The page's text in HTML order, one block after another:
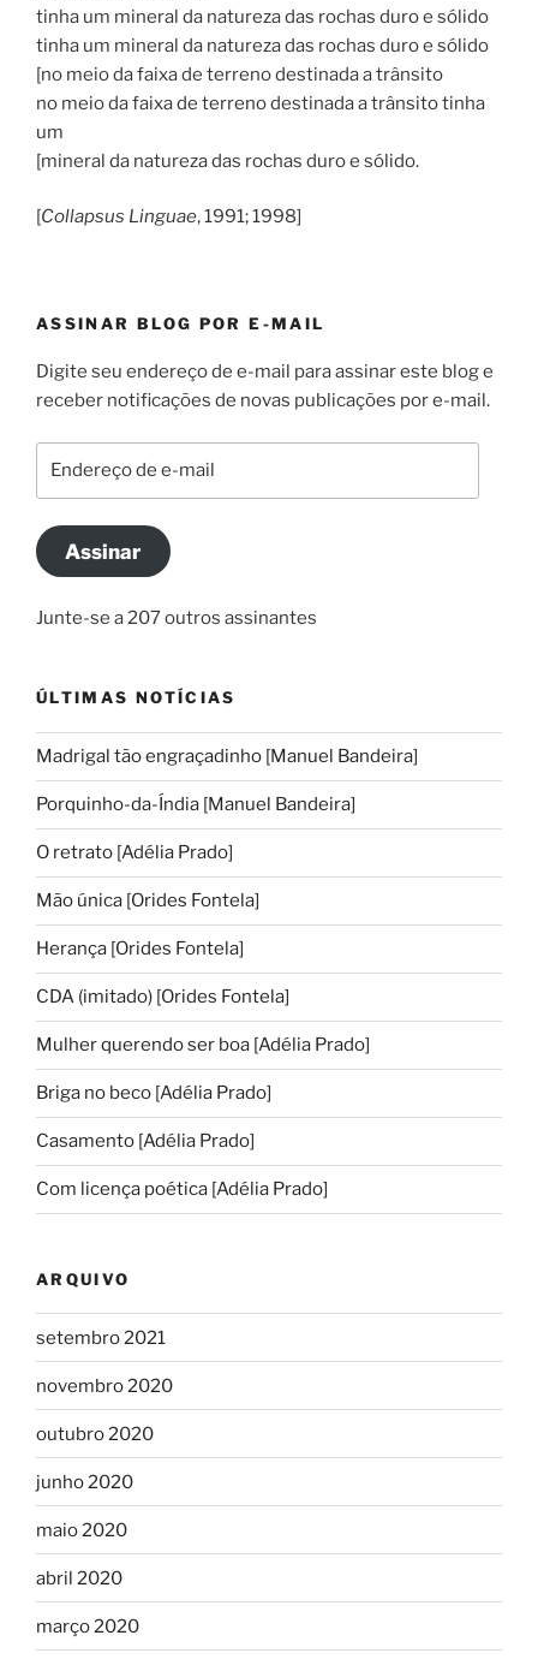
tinha um mineral da natureza das rochas duro e sólido
tinha um mineral da natureza das rochas duro e sólido
[no meio da faixa de terreno destinada a trânsito
no meio da faixa de terreno destinada a trânsito tinha
um
[mineral da natureza das rochas duro e sólido.
[Collapsus Linguae, 1991; 1998]
ASSINAR BLOG POR E-MAIL
Digite seu endereço de e-mail para assinar este blog e
receber notificações de novas publicações por e-mail.
mailAssinar
Junte-se a 207 outros assinantes
ÚLTIMAS NOTÍCIAS
Madrigal tão engraçadinho [Manuel Bandeira]
Porquinho-da-Índia [Manuel Bandeira]
O retrato [Adélia Prado]
Mão única [Orides Fontela]
Herança [Orides Fontela]
CDA (imitado) [Orides Fontela]
Mulher querendo ser boa [Adélia Prado]
Briga no beco [Adélia Prado]
Casamento [Adélia Prado]
Com licença poética [Adélia Prado]
ARQUIVO
setembro 2021
novembro 2020
outubro 2020
junho 2020
maio 2020
abril 2020
março 2020